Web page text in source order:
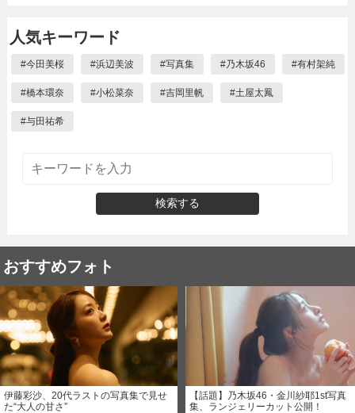
人気キーワード
#今田美桜 #浜辺美波 #写真集 #乃木坂46 #有村架純
#橋本環奈 #小松菜奈 #吉岡里帆 #土屋太鳳
#与田祐希
検索する
おすすめフォト
伊藤彩沙、20代ラストの写真集で見せ
た“大人の甘さ”
【話題】乃木坂46・金川紗耶1st写真
集、ランジェリーカット公開！